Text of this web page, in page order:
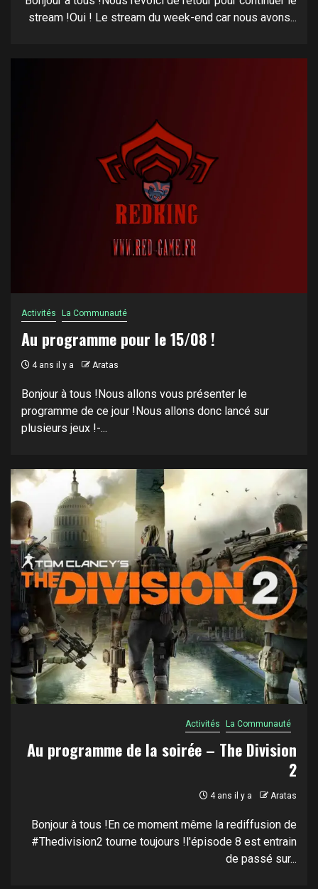
stream !Oui ! Le stream du week-end car nous avons...
Activités La Communauté
Au programme pour le 15/08 !
4 ans il y a Aratas
Bonjour à tous !Nous allons vous présenter le
programme de ce jour !Nous allons donc lancé sur
plusieurs jeux !-...
Activités La Communauté
Au programme de la soirée – The Division
2
4 ans il y a Aratas
Bonjour à tous !En ce moment même la rediffusion de
#Thedivision2 tourne toujours !l'épisode 8 est entrain
de passé sur...